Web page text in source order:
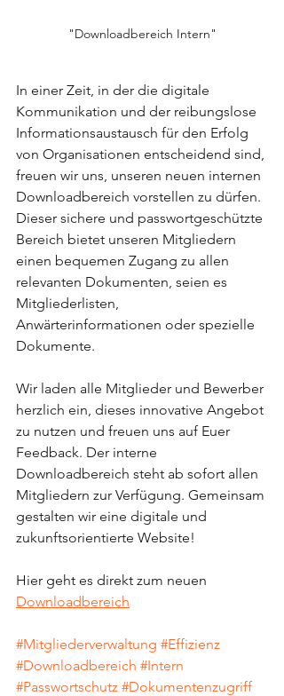
"Downloadbereich Intern"
In einer Zeit, in der die digitale
Kommunikation und der reibungslose
Informationsaustausch für den Erfolg
von Organisationen entscheidend sind,
freuen wir uns, unseren neuen internen
Downloadbereich vorstellen zu dürfen.
Dieser sichere und passwortgeschützte
Bereich bietet unseren Mitgliedern
einen bequemen Zugang zu allen
relevanten Dokumenten, seien es
Mitgliederlisten,
Anwärterinformationen oder spezielle
Dokumente.
Wir laden alle Mitglieder und Bewerber
herzlich ein, dieses innovative Angebot
zu nutzen und freuen uns auf Euer
Feedback. Der interne
Downloadbereich steht ab sofort allen
Mitgliedern zur Verfügung. Gemeinsam
gestalten wir eine digitale und
zukunftsorientierte Website!
Hier geht es direkt zum neuen
Downloadbereich
#Mitgliederverwaltung #Effizienz
#Downloadbereich #Intern
#Passwortschutz #Dokumentenzugriff